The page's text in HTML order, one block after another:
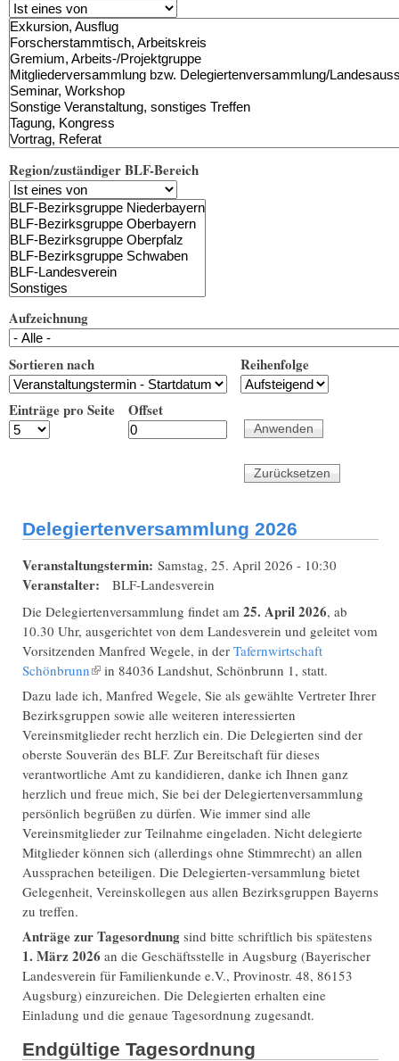
Region/zuständiger BLF-Bereich
Aufzeichnung
Sortieren nach Reihenfolge
Einträge pro Seite Offset
Delegiertenversammlung 2026
Veranstaltungstermin: Samstag, 25. April 2026 - 10:30
Veranstalter:
BLF-Landesverein
Die Delegiertenversammlung findet am 25. April 2026, ab
10.30 Uhr, ausgerichtet von dem Landesverein und geleitet vom
Vorsitzenden Manfred Wegele, in der Tafernwirtschaft
Schönbrunn(Link ist extern)
in 84036 Landshut, Schönbrunn 1, statt.
Dazu lade ich, Manfred Wegele, Sie als gewählte Vertreter Ihrer
Bezirksgruppen sowie alle weiteren interessierten
Vereinsmitglieder recht herzlich ein. Die Delegierten sind der
oberste Souverän des BLF. Zur Bereitschaft für dieses
verantwortliche Amt zu kandidieren, danke ich Ihnen ganz
herzlich und freue mich, Sie bei der Delegiertenversammlung
persönlich begrüßen zu dürfen. Wie immer sind alle
Vereinsmitglieder zur Teilnahme eingeladen. Nicht delegierte
Mitglieder können sich (allerdings ohne Stimmrecht) an allen
Aussprachen beteiligen. Die Delegierten-versammlung bietet
Gelegenheit, Vereinskollegen aus allen Bezirksgruppen Bayerns
zu treffen.
Anträge zur Tagesordnung sind bitte schriftlich bis spätestens
1. März 2026 an die Geschäftsstelle in Augsburg (Bayerischer
Landesverein für Familienkunde e.V., Provinostr. 48, 86153
Augsburg) einzureichen. Die Delegierten erhalten eine
Einladung und die genaue Tagesordnung zugesandt.
Endgültige Tagesordnung